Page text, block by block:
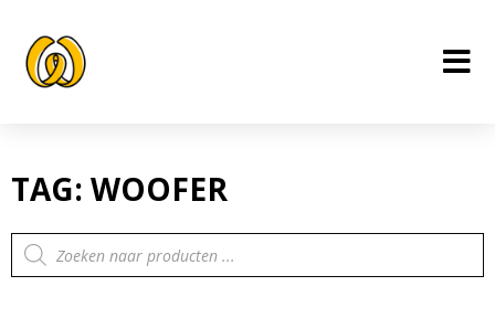
inhoud
TAG: WOOFER
Producten
zoeken